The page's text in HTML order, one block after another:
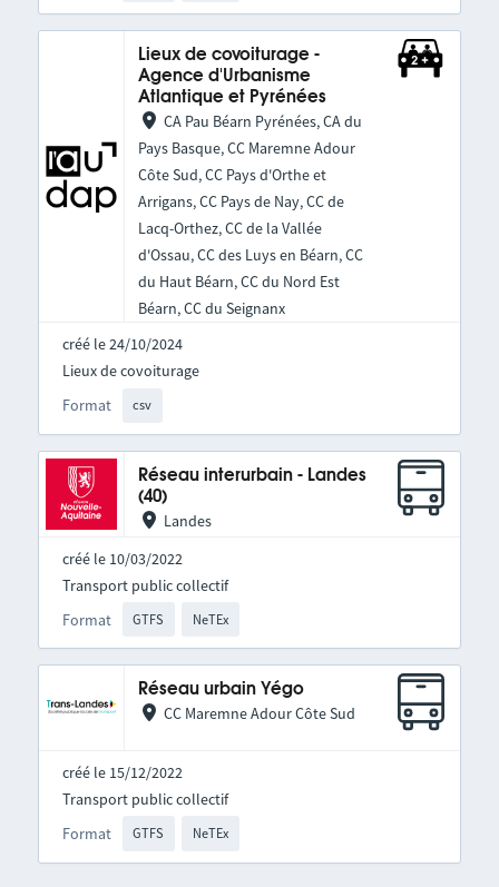
Lieux de covoiturage -
Agence d'Urbanisme
Atlantique et Pyrénées
CA Pau Béarn Pyrénées, CA du
Pays Basque, CC Maremne Adour
Côte Sud, CC Pays d'Orthe et
Arrigans, CC Pays de Nay, CC de
Lacq-Orthez, CC de la Vallée
d'Ossau, CC des Luys en Béarn, CC
du Haut Béarn, CC du Nord Est
Béarn, CC du Seignanx
créé le 24/10/2024
Format csv
Lieux de covoiturage
Réseau interurbain - Landes
(40)
Landes
créé le 10/03/2022
Format GTFS NeTEx
Transport public collectif
Réseau urbain Yégo
CC Maremne Adour Côte Sud
créé le 15/12/2022
Format GTFS NeTEx
Transport public collectif